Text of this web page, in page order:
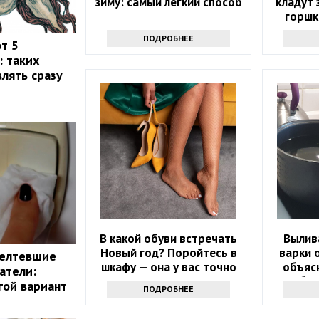
5
таких
сразу
вариант
ПОДРОБНЕЕ
В какой обуви встречать
Новый год? Поройтесь в
шкафу — она у вас точно
ПОДРОБНЕЕ
варки